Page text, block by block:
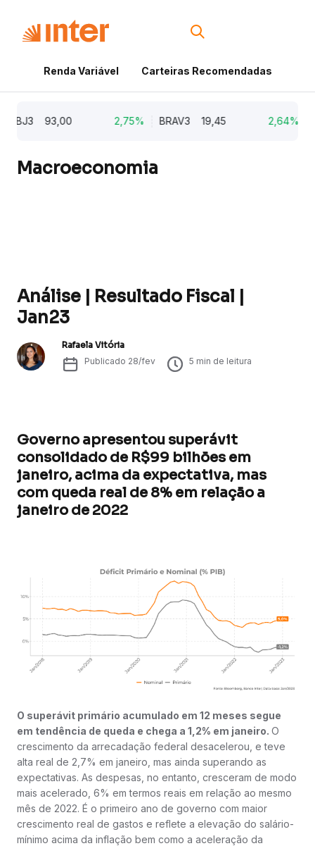
Renda Variável Carteiras Recomendadas
93,00 2,75% BRAV3 19,45 2,64%
Macroeconomia
Análise | Resultado Fiscal |
Jan23
Rafaela Vitória
Publicado 28/fev 5 min de leitura
Governo apresentou superávit
consolidado de R$99 bilhões em
janeiro, acima da expectativa, mas
com queda real de 8% em relação a
janeiro de 2022
O superávit primário acumulado em 12 meses segue
em tendência de queda e chega a 1,2% em janeiro. O
crescimento da arrecadação federal desacelerou, e teve
alta real de 2,7% em janeiro, mas ainda superando as
expectativas. As despesas, no entanto, cresceram de modo
mais acelerado, 6% em termos reais em relação ao mesmo
mês de 2022. É o primeiro ano de governo com maior
crescimento real de gastos e reflete a elevação do salário-
mínimo acima da inflação bem como a aceleração da